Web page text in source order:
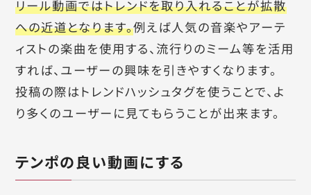
リール動画ではトレンドを取り入れることが拡散
への近道となります。例えば人気の音楽やアーテ
ィストの楽曲を使用する、流行りのミーム等を活用
すれば、ユーザーの興味を引きやすくなります。
投稿の際はトレンドハッシュタグを使うことで、よ
り多くのユーザーに見てもらうことが出来ます。
テンポの良い動画にする